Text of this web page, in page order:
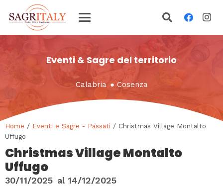
Eventi & Sagre del territorio
Calabria ● Cosenza
Home / Eventi e Sagre - Passati / Christmas Village Montalto
Uffugo
Christmas Village Montalto
Uffugo
30/11/2025 al 14/12/2025